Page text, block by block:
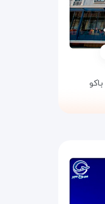
باکو